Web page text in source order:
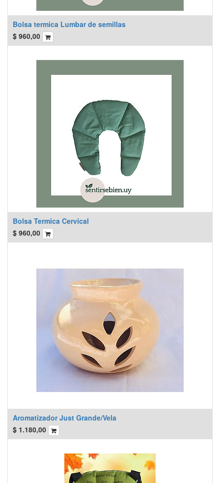
Bolsa termica Lumbar de semillas
$ 960,00
Bolsa Termica Cervical
$ 960,00
Aromatizador Just Grande/Vela
$ 1.180,00